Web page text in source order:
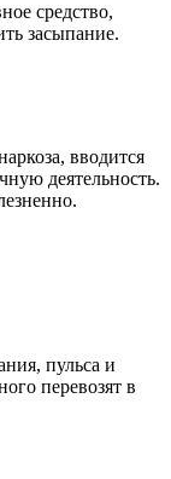
средство,
засыпание.
вводится
деятельность.
пульса и
перевозят в